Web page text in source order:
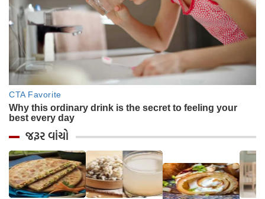
જરૂર વાંચો